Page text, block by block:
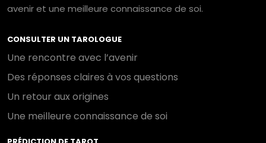
avenir et une meilleure connaissance de soi.
CONSULTER UN TAROLOGUE
Une rencontre avec l’avenir
Des réponses claires à vos questions
Un retour aux origines
Une meilleure connaissance de soi